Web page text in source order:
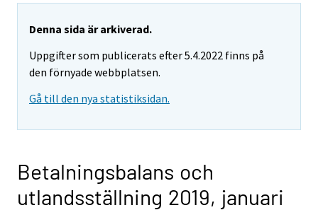
Denna sida är arkiverad.
Uppgifter som publicerats efter 5.4.2022 finns på
den förnyade webbplatsen.
Gå till den nya statistiksidan.
Betalningsbalans och
utlandsställning 2019, januari